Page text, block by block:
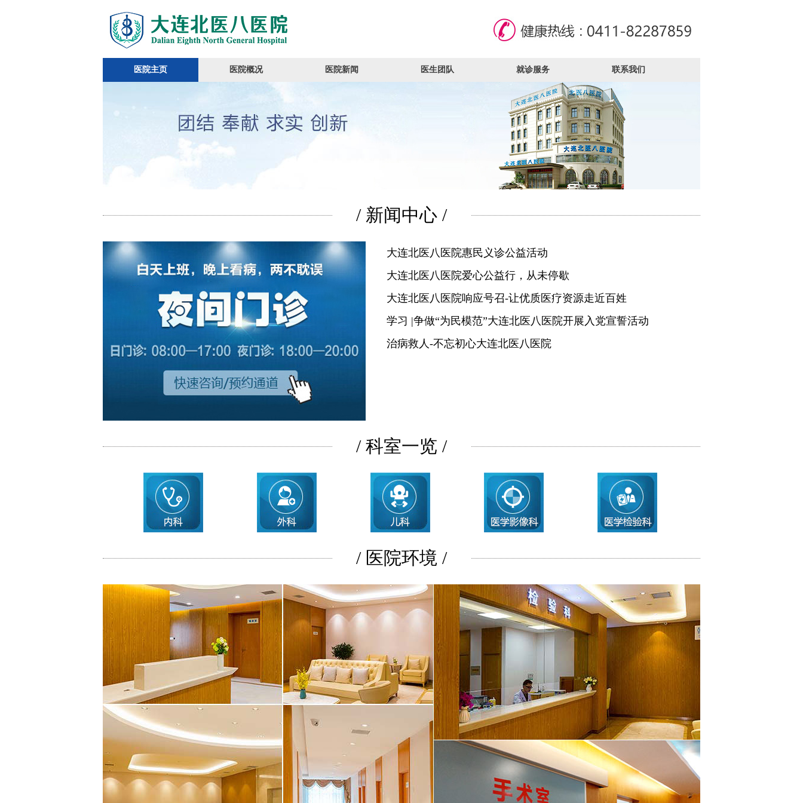
医院主页 医院概况 医院新闻 医生团队 就诊服务 联系我们
/ 新闻中心 /
大连北医八医院惠民义诊公益活动
大连北医八医院爱心公益行，从未停歇
大连北医八医院响应号召-让优质医疗资源走近百姓
学习 |争做“为民模范”大连北医八医院开展入党宣誓活动
治病救人-不忘初心大连北医八医院
/ 科室一览 /
/ 医院环境 /